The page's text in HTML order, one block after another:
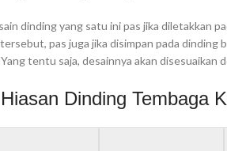
dinding yang satu ini pas jika diletakkan
pas juga jika disimpan pada
tentu saja, desainnya akan disesuaikan
Dinding Tembaga